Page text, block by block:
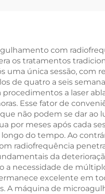
Idade
com
os tratamentos
uma única sessão,
de quatro a seis
procedimentos a laser
Esse fator de
não podem se dar
por meses após cada
do tempo. Ao
radiofrequência
da
a necessidade de
excelente em
A máquina de